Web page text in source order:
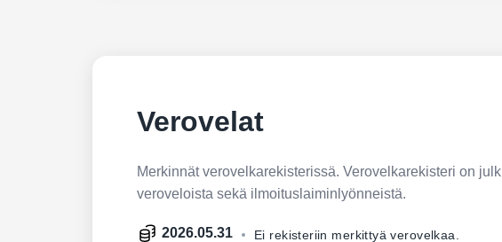
Verovelat
Merkinnät verovelkarekisterissä. Verovelkarekisteri on
veroveloista sekä ilmoituslaiminlyönneistä.
2026.05.31 Ei rekisteriin merkittyä verovelkaa.